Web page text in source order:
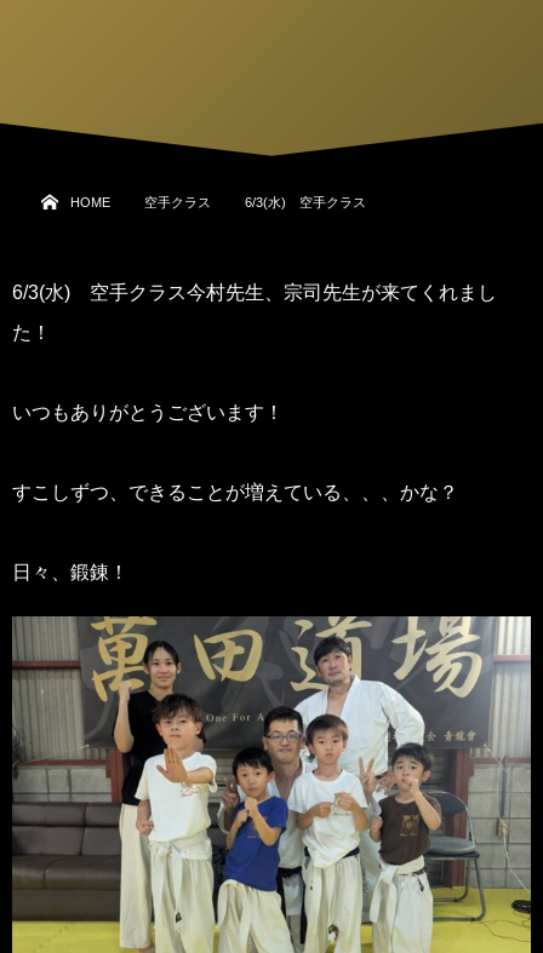
HOME 空手クラス 6/3(水) 空手クラス
6/3(水) 空手クラス今村先生、宗司先生が来てくれまし
た！
いつもありがとうございます！
すこしずつ、できることが増えている、、、かな？
日々、鍛錬！